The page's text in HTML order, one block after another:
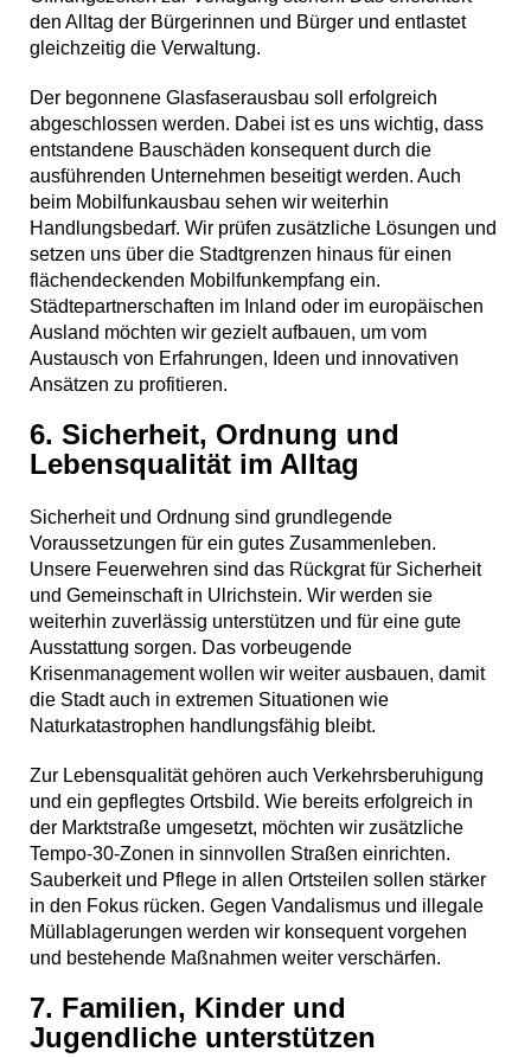
den Alltag der Bürgerinnen und Bürger und entlastet
gleichzeitig die Verwaltung.
Der begonnene Glasfaserausbau soll erfolgreich
abgeschlossen werden. Dabei ist es uns wichtig, dass
entstandene Bauschäden konsequent durch die
ausführenden Unternehmen beseitigt werden. Auch
beim Mobilfunkausbau sehen wir weiterhin
Handlungsbedarf. Wir prüfen zusätzliche Lösungen und
setzen uns über die Stadtgrenzen hinaus für einen
flächendeckenden Mobilfunkempfang ein.
Städtepartnerschaften im Inland oder im europäischen
Ausland möchten wir gezielt aufbauen, um vom
Austausch von Erfahrungen, Ideen und innovativen
Ansätzen zu profitieren.
6. Sicherheit, Ordnung und
Lebensqualität im Alltag
Sicherheit und Ordnung sind grundlegende
Voraussetzungen für ein gutes Zusammenleben.
Unsere Feuerwehren sind das Rückgrat für Sicherheit
und Gemeinschaft in Ulrichstein. Wir werden sie
weiterhin zuverlässig unterstützen und für eine gute
Ausstattung sorgen. Das vorbeugende
Krisenmanagement wollen wir weiter ausbauen, damit
die Stadt auch in extremen Situationen wie
Naturkatastrophen handlungsfähig bleibt.
Zur Lebensqualität gehören auch Verkehrsberuhigung
und ein gepflegtes Ortsbild. Wie bereits erfolgreich in
der Marktstraße umgesetzt, möchten wir zusätzliche
Tempo-30-Zonen in sinnvollen Straßen einrichten.
Sauberkeit und Pflege in allen Ortsteilen sollen stärker
in den Fokus rücken. Gegen Vandalismus und illegale
Müllablagerungen werden wir konsequent vorgehen
und bestehende Maßnahmen weiter verschärfen.
7. Familien, Kinder und
Jugendliche unterstützen